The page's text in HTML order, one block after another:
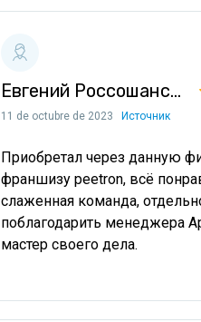
Евгений Россошанский
11 de octubre de 2023 Источник
Приобретал через данную
франшизу peetron, всё
слаженная команда,
поблагодарить менеджера
мастер своего дела.